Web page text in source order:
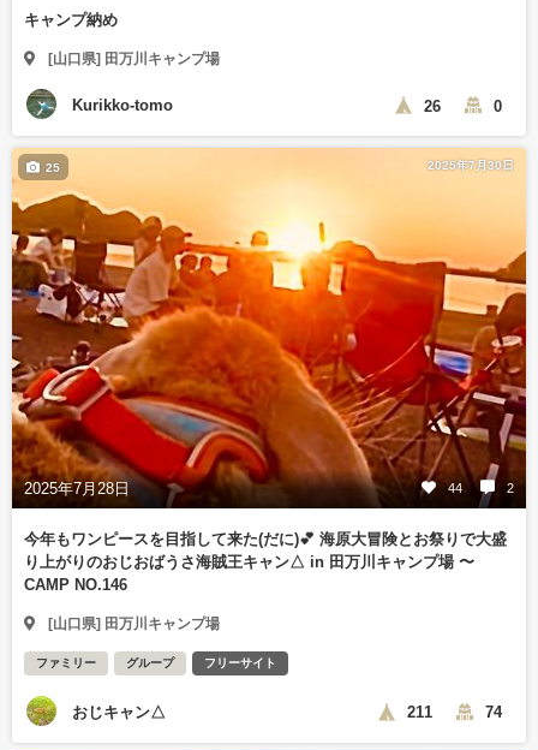
キャンプ納め
[山口県] 田万川キャンプ場
Kurikko-tomo 26 0
2025年7月30日
2025年7月28日 44 2
25
今年もワンピースを目指して来た(だに)💕 海原大冒険とお祭りで大盛
り上がりのおじおばうさ海賊王キャン△ in 田万川キャンプ場 〜
CAMP NO.146
[山口県] 田万川キャンプ場
ファミリー グループ フリーサイト
おじキャン△ 211 74